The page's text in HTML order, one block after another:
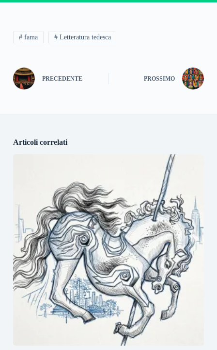
# fama # Letteratura tedesca
PRECEDENTE PROSSIMO
Articoli correlati